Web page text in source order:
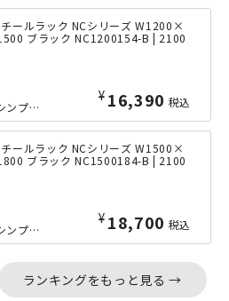
ールラック NCシリーズ W1200×
ブラック NC1200154-B | 2100
¥ 16,390 税込
ボルトとナットを使った、シンプルな軽量ラック「NCシリーズ」の小回りの利くW12...
ールラック NCシリーズ W1500×
ブラック NC1500184-B | 2100
¥ 18,700 税込
ボルトとナットを使った、シンプルな軽量ラック「NCシリーズ」の中間サイズのW15...
ランキングをもっと見る →